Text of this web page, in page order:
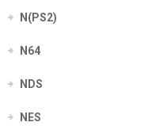
N(PS2)
N64
NDS
NES